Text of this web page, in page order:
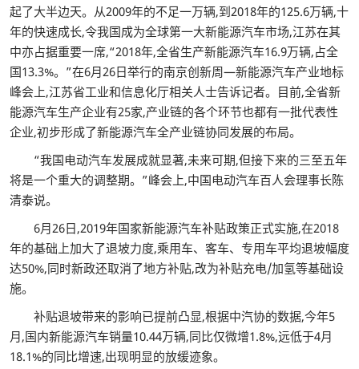
起了大半边天。从2009年的不足一万辆,到2018年的125.6万辆,十
年的快速成长,令我国成为全球第一大新能源汽车市场,江苏在其
中亦占据重要一席,“2018年,全省生产新能源汽车16.9万辆,占全
国13.3%。”在6月26日举行的南京创新周—新能源汽车产业地标
峰会上,江苏省工业和信息化厅相关人士告诉记者。目前,全省新
能源汽车生产企业有25家,产业链的各个环节也都有一批代表性
企业,初步形成了新能源汽车全产业链协同发展的布局。
“我国电动汽车发展成就显著,未来可期,但接下来的三至五年
将是一个重大的调整期。”峰会上,中国电动汽车百人会理事长陈
清泰说。
6月26日,2019年国家新能源汽车补贴政策正式实施,在2018
年的基础上加大了退坡力度,乘用车、客车、专用车平均退坡幅度
达50%,同时新政还取消了地方补贴,改为补贴充电/加氢等基础设
施。
补贴退坡带来的影响已提前凸显,根据中汽协的数据,今年5
月,国内新能源汽车销量10.44万辆,同比仅微增1.8%,远低于4月
18.1%的同比增速,出现明显的放缓迹象。